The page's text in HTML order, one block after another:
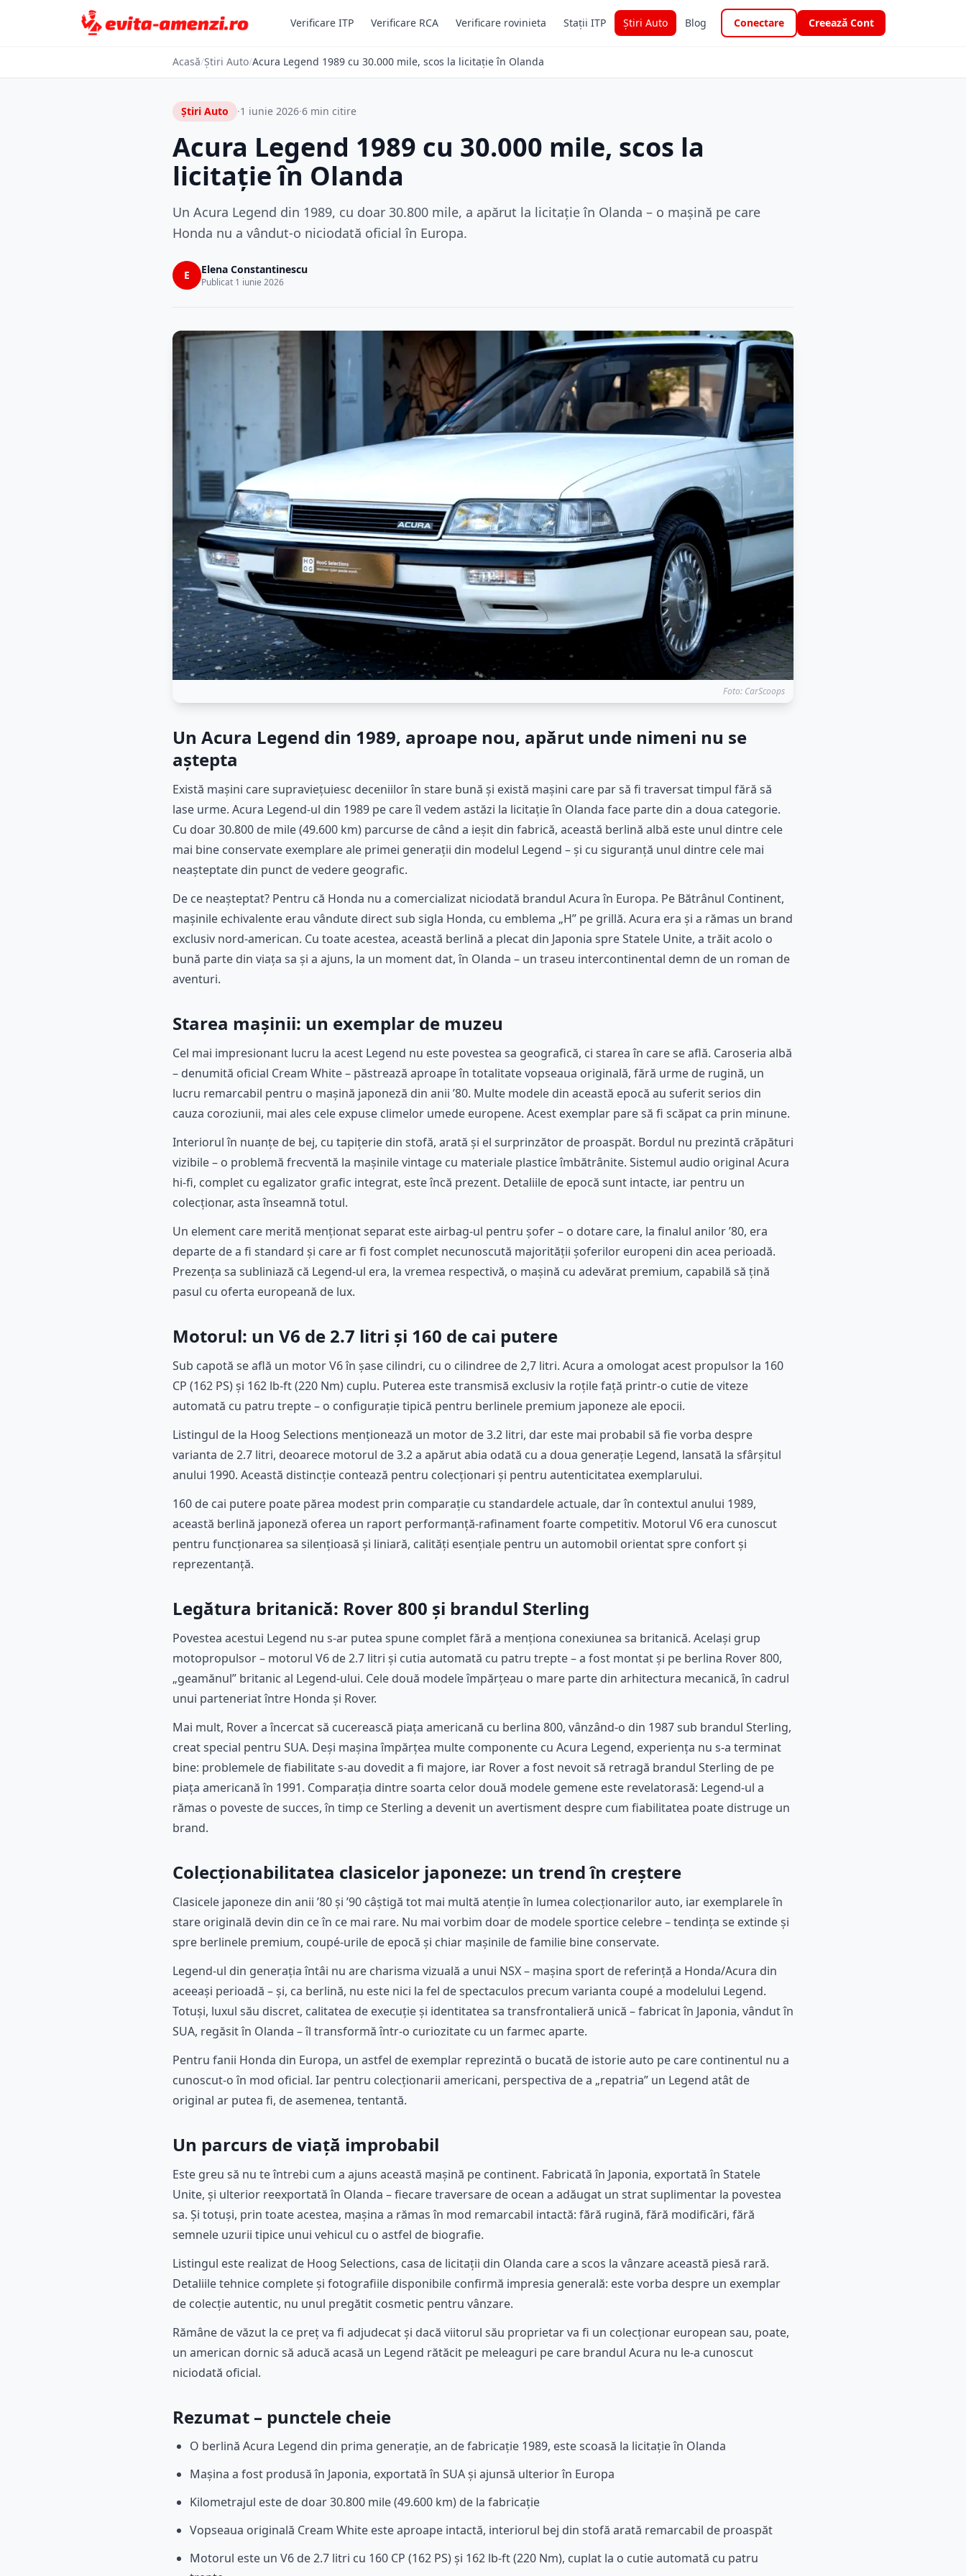
Verificare ITP Verificare RCA Verificare rovinieta Stații ITP Știri Auto Blog Conectare Creează Cont
Acasă/Știri Auto/Acura Legend 1989 cu 30.000 mile, scos la licitație în Olanda
Știri Auto ·1 iunie 2026·6 min citire
Acura Legend 1989 cu 30.000 mile, scos la
licitație în Olanda
Un Acura Legend din 1989, cu doar 30.800 mile, a apărut la licitație în Olanda – o mașină pe care
Honda nu a vândut-o niciodată oficial în Europa.
E Elena Constantinescu
Publicat 1 iunie 2026
Foto: CarScoops
Un Acura Legend din 1989, aproape nou, apărut unde nimeni nu se
aștepta
Există mașini care supraviețuiesc deceniilor în stare bună și există mașini care par să fi traversat timpul fără să
lase urme. Acura Legend-ul din 1989 pe care îl vedem astăzi la licitație în Olanda face parte din a doua categorie.
Cu doar 30.800 de mile (49.600 km) parcurse de când a ieșit din fabrică, această berlină albă este unul dintre cele
mai bine conservate exemplare ale primei generații din modelul Legend – și cu siguranță unul dintre cele mai
neașteptate din punct de vedere geografic.
De ce neașteptat? Pentru că Honda nu a comercializat niciodată brandul Acura în Europa. Pe Bătrânul Continent,
mașinile echivalente erau vândute direct sub sigla Honda, cu emblema „H” pe grillă. Acura era și a rămas un brand
exclusiv nord-american. Cu toate acestea, această berlină a plecat din Japonia spre Statele Unite, a trăit acolo o
bună parte din viața sa și a ajuns, la un moment dat, în Olanda – un traseu intercontinental demn de un roman de
aventuri.
Starea mașinii: un exemplar de muzeu
Cel mai impresionant lucru la acest Legend nu este povestea sa geografică, ci starea în care se află. Caroseria albă
– denumită oficial Cream White – păstrează aproape în totalitate vopseaua originală, fără urme de rugină, un
lucru remarcabil pentru o mașină japoneză din anii ’80. Multe modele din această epocă au suferit serios din
cauza coroziunii, mai ales cele expuse climelor umede europene. Acest exemplar pare să fi scăpat ca prin minune.
Interiorul în nuanțe de bej, cu tapițerie din stofă, arată și el surprinzător de proaspăt. Bordul nu prezintă crăpături
vizibile – o problemă frecventă la mașinile vintage cu materiale plastice îmbătrânite. Sistemul audio original Acura
hi-fi, complet cu egalizator grafic integrat, este încă prezent. Detaliile de epocă sunt intacte, iar pentru un
colecționar, asta înseamnă totul.
Un element care merită menționat separat este airbag-ul pentru șofer – o dotare care, la finalul anilor ’80, era
departe de a fi standard și care ar fi fost complet necunoscută majorității șoferilor europeni din acea perioadă.
Prezența sa subliniază că Legend-ul era, la vremea respectivă, o mașină cu adevărat premium, capabilă să țină
pasul cu oferta europeană de lux.
Motorul: un V6 de 2.7 litri și 160 de cai putere
Sub capotă se află un motor V6 în șase cilindri, cu o cilindree de 2,7 litri. Acura a omologat acest propulsor la 160
CP (162 PS) și 162 lb-ft (220 Nm) cuplu. Puterea este transmisă exclusiv la roțile față printr-o cutie de viteze
automată cu patru trepte – o configurație tipică pentru berlinele premium japoneze ale epocii.
Listingul de la Hoog Selections menționează un motor de 3.2 litri, dar este mai probabil să fie vorba despre
varianta de 2.7 litri, deoarece motorul de 3.2 a apărut abia odată cu a doua generație Legend, lansată la sfârșitul
anului 1990. Această distincție contează pentru colecționari și pentru autenticitatea exemplarului.
160 de cai putere poate părea modest prin comparație cu standardele actuale, dar în contextul anului 1989,
această berlină japoneză oferea un raport performanță-rafinament foarte competitiv. Motorul V6 era cunoscut
pentru funcționarea sa silențioasă și liniară, calități esențiale pentru un automobil orientat spre confort și
reprezentanță.
Legătura britanică: Rover 800 și brandul Sterling
Povestea acestui Legend nu s-ar putea spune complet fără a menționa conexiunea sa britanică. Același grup
motopropulsor – motorul V6 de 2.7 litri și cutia automată cu patru trepte – a fost montat și pe berlina Rover 800,
„geamănul” britanic al Legend-ului. Cele două modele împărțeau o mare parte din arhitectura mecanică, în cadrul
unui parteneriat între Honda și Rover.
Mai mult, Rover a încercat să cucerească piața americană cu berlina 800, vânzând-o din 1987 sub brandul Sterling,
creat special pentru SUA. Deși mașina împărțea multe componente cu Acura Legend, experiența nu s-a terminat
bine: problemele de fiabilitate s-au dovedit a fi majore, iar Rover a fost nevoit să retragă brandul Sterling de pe
piața americană în 1991. Comparația dintre soarta celor două modele gemene este revelatorasă: Legend-ul a
rămas o poveste de succes, în timp ce Sterling a devenit un avertisment despre cum fiabilitatea poate distruge un
brand.
Colecționabilitatea clasicelor japoneze: un trend în creștere
Clasicele japoneze din anii ’80 și ’90 câștigă tot mai multă atenție în lumea colecționarilor auto, iar exemplarele în
stare originală devin din ce în ce mai rare. Nu mai vorbim doar de modele sportice celebre – tendința se extinde și
spre berlinele premium, coupé-urile de epocă și chiar mașinile de familie bine conservate.
Legend-ul din generația întâi nu are charisma vizuală a unui NSX – mașina sport de referință a Honda/Acura din
aceeași perioadă – și, ca berlină, nu este nici la fel de spectaculos precum varianta coupé a modelului Legend.
Totuși, luxul său discret, calitatea de execuție și identitatea sa transfrontalieră unică – fabricat în Japonia, vândut în
SUA, regăsit în Olanda – îl transformă într-o curiozitate cu un farmec aparte.
Pentru fanii Honda din Europa, un astfel de exemplar reprezintă o bucată de istorie auto pe care continentul nu a
cunoscut-o în mod oficial. Iar pentru colecționarii americani, perspectiva de a „repatria” un Legend atât de
original ar putea fi, de asemenea, tentantă.
Un parcurs de viață improbabil
Este greu să nu te întrebi cum a ajuns această mașină pe continent. Fabricată în Japonia, exportată în Statele
Unite, și ulterior reexportată în Olanda – fiecare traversare de ocean a adăugat un strat suplimentar la povestea
sa. Și totuși, prin toate acestea, mașina a rămas în mod remarcabil intactă: fără rugină, fără modificări, fără
semnele uzurii tipice unui vehicul cu o astfel de biografie.
Listingul este realizat de Hoog Selections, casa de licitații din Olanda care a scos la vânzare această piesă rară.
Detaliile tehnice complete și fotografiile disponibile confirmă impresia generală: este vorba despre un exemplar
de colecție autentic, nu unul pregătit cosmetic pentru vânzare.
Rămâne de văzut la ce preț va fi adjudecat și dacă viitorul său proprietar va fi un colecționar european sau, poate,
un american dornic să aducă acasă un Legend rătăcit pe meleaguri pe care brandul Acura nu le-a cunoscut
niciodată oficial.
Rezumat – punctele cheie
O berlină Acura Legend din prima generație, an de fabricație 1989, este scoasă la licitație în Olanda
Mașina a fost produsă în Japonia, exportată în SUA și ajunsă ulterior în Europa
Kilometrajul este de doar 30.800 mile (49.600 km) de la fabricație
Vopseaua originală Cream White este aproape intactă, interiorul bej din stofă arată remarcabil de proaspăt
Motorul este un V6 de 2.7 litri cu 160 CP (162 PS) și 162 lb-ft (220 Nm), cuplat la o cutie automată cu patru